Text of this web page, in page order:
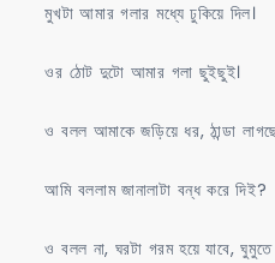
মুখটা আমার গলার মধ্যে ঢুকিয়ে দিল।
ওর ঠোট দুটো আমার গলা ছুইছুই।
ও বলল আমাকে জড়িয়ে ধর, ঠান্ডা
আমি বললাম জানালাটা বন্ধ করে দিই?
ও বলল না, ঘরটা গরম হয়ে যাবে, ঘুমুতে